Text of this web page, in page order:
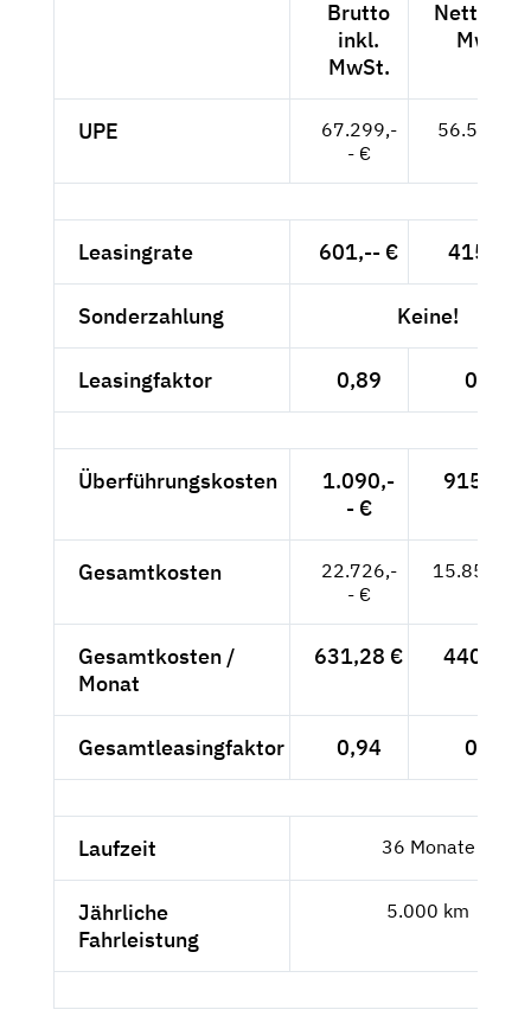
Brutto
inkl.
MwSt.
Netto
MwSt.
UPE
67.299,-
- €
56.554,--
Leasingrate 601,-- € 415,-- €
Sonderzahlung Keine!
Leasingfaktor 0,89 0,73
Überführungskosten
1.090,-
- €
915,97 €
Gesamtkosten
22.726,-
- €
15.855,97
Gesamtkosten /
Monat
631,28 € 440,44 €
Gesamtleasingfaktor 0,94 0,78
Laufzeit 36 Monate
Jährliche
Fahrleistung
5.000 km